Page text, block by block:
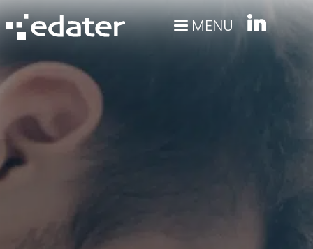
MENU
Panneau de gestion des cookies